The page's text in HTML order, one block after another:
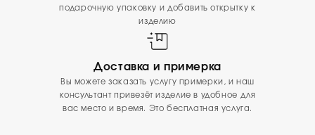
подарочную упаковку и добавить открытку к
изделию
Доставка и примерка
Вы можете заказать услугу примерки, и наш
консультант привезёт изделие в удобное для
вас место и время. Это бесплатная услуга.